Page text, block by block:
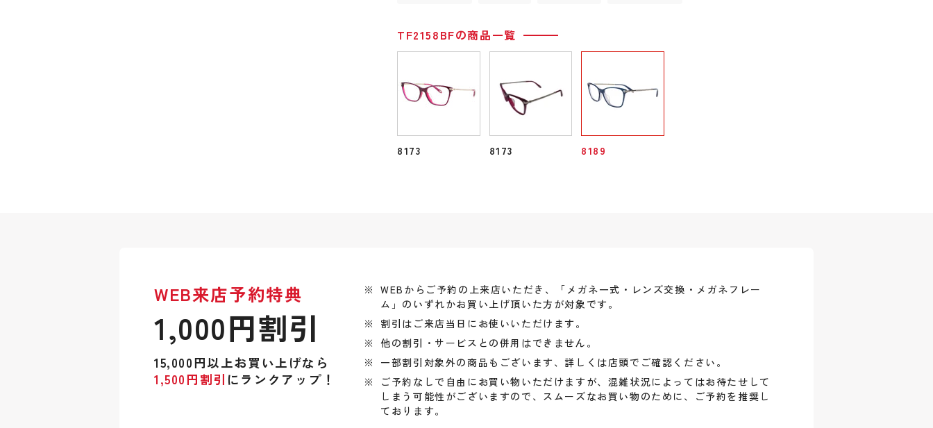
TF2158BFの商品一覧
8173 8173 8189
WEB来店予約特典
1,000円割引
15,000円以上お買い上げなら
1,500円割引 にランクアップ！
WEBからご予約の上来店いただき、「メガネ一式・レンズ交換・メガネフレー
ム」のいずれかお買い上げ頂いた方が対象です。
割引はご来店当日にお使いいただけます。
他の割引・サービスとの併用はできません。
一部割引対象外の商品もございます、詳しくは店頭でご確認ください。
ご予約なしで自由にお買い物いただけますが、混雑状況によってはお待たせして
しまう可能性がございますので、スムーズなお買い物のために、ご予約を推奨し
ております。